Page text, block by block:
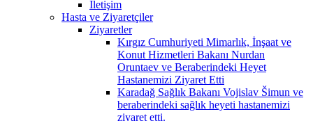
İletişim
Hasta ve Ziyaretçiler
Ziyaretler
Kırgız Cumhuriyeti Mimarlık, İnşaat ve
Konut Hizmetleri Bakanı Nurdan
Oruntaev ve Beraberindeki Heyet
Hastanemizi Ziyaret Etti
Karadağ Sağlık Bakanı Vojislav Šimun ve
beraberindeki sağlık heyeti hastanemizi
ziyaret etti.